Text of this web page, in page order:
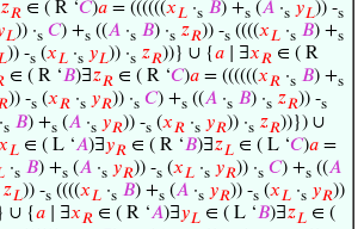
𝑧𝑅 ∈ ( R ‘𝐶)𝑎 = ((((((𝑥𝐿 ·s 𝐵) +s (𝐴 ·s 𝑦𝐿)) -s
𝐿)) ·s 𝐶) +s ((𝐴 ·s 𝐵) ·s 𝑧𝑅)) -s ((((𝑥𝐿 ·s 𝐵) +s
)) -s (𝑥𝐿 ·s 𝑦𝐿)) ·s 𝑧𝑅))} ∪ {𝑎 ∣ ∃𝑥𝑅 ∈ ( R
∈ ( R ‘𝐵)∃𝑧𝑅 ∈ ( R ‘𝐶)𝑎 = ((((((𝑥𝑅 ·s 𝐵) +s
)) -s (𝑥𝑅 ·s 𝑦𝑅)) ·s 𝐶) +s ((𝐴 ·s 𝐵) ·s 𝑧𝑅)) -s
·s 𝐵) +s (𝐴 ·s 𝑦𝑅)) -s (𝑥𝑅 ·s 𝑦𝑅)) ·s 𝑧𝑅))}) ∪
𝐿 ∈ ( L ‘𝐴)∃𝑦𝑅 ∈ ( R ‘𝐵)∃𝑧𝐿 ∈ ( L ‘𝐶)𝑎 =
·s 𝐵) +s (𝐴 ·s 𝑦𝑅)) -s (𝑥𝐿 ·s 𝑦𝑅)) ·s 𝐶) +s ((𝐴
𝑧𝐿)) -s ((((𝑥𝐿 ·s 𝐵) +s (𝐴 ·s 𝑦𝑅)) -s (𝑥𝐿 ·s 𝑦𝑅))
∪ {𝑎 ∣ ∃𝑥𝑅 ∈ ( R ‘𝐴)∃𝑦𝐿 ∈ ( L ‘𝐵)∃𝑧𝐿 ∈ (